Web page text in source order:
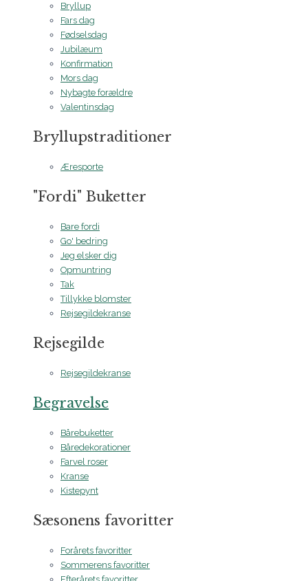
Bryllup
Fars dag
Fødselsdag
Jubilæum
Konfirmation
Mors dag
Nybagte forældre
Valentinsdag
Bryllupstraditioner
Æresporte
"Fordi" Buketter
Bare fordi
Go' bedring
Jeg elsker dig
Opmuntring
Tak
Tillykke blomster
Rejsegildekranse
Rejsegilde
Rejsegildekranse
Begravelse
Bårebuketter
Båredekorationer
Farvel roser
Kranse
Kistepynt
Sæsonens favoritter
Forårets favoritter
Sommerens favoritter